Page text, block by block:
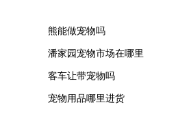
熊能做宠物吗
潘家园宠物市场在哪里
客车让带宠物吗
宠物用品哪里进货